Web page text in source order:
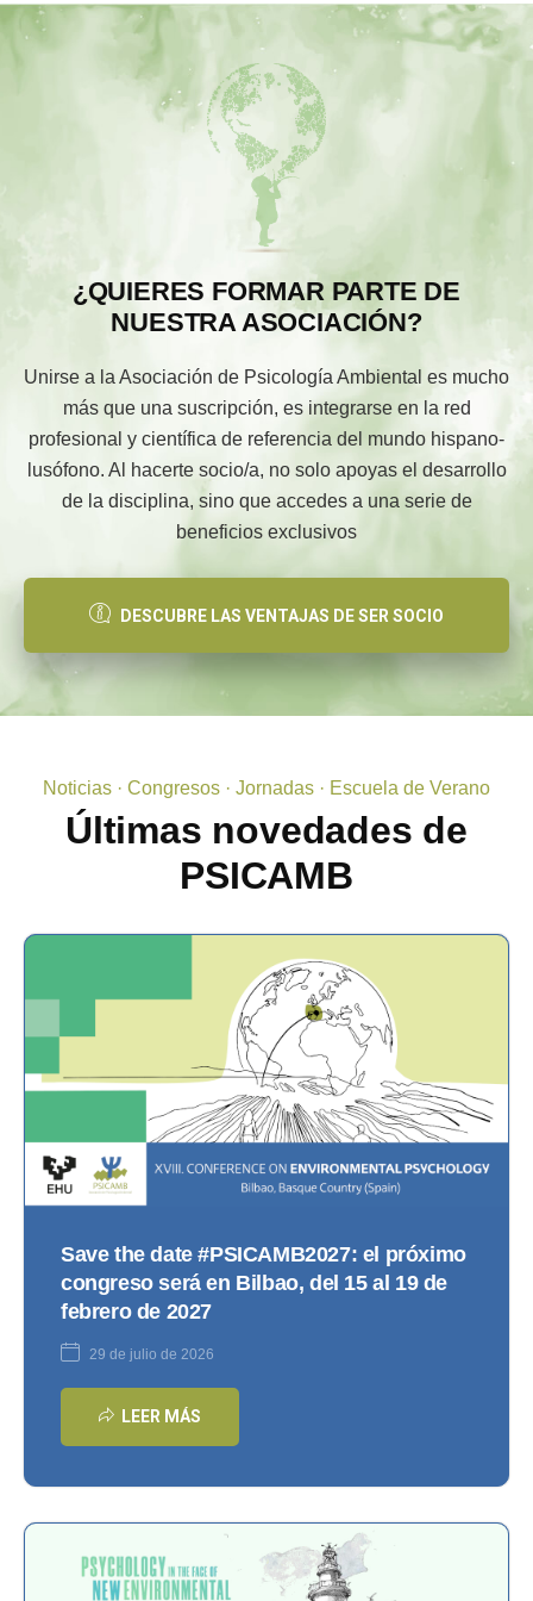
¿QUIERES FORMAR PARTE DE
NUESTRA ASOCIACIÓN?
Unirse a la Asociación de Psicología Ambiental es mucho
más que una suscripción, es integrarse en la red
profesional y científica de referencia del mundo hispano-
lusófono. Al hacerte socio/a, no solo apoyas el desarrollo
de la disciplina, sino que accedes a una serie de
beneficios exclusivos
DESCUBRE LAS VENTAJAS DE SER SOCIO
Noticias · Congresos · Jornadas · Escuela de Verano
Últimas novedades de
PSICAMB
Save the date #PSICAMB2027: el próximo
congreso será en Bilbao, del 15 al 19 de
febrero de 2027
29 de julio de 2026
LEER MÁS